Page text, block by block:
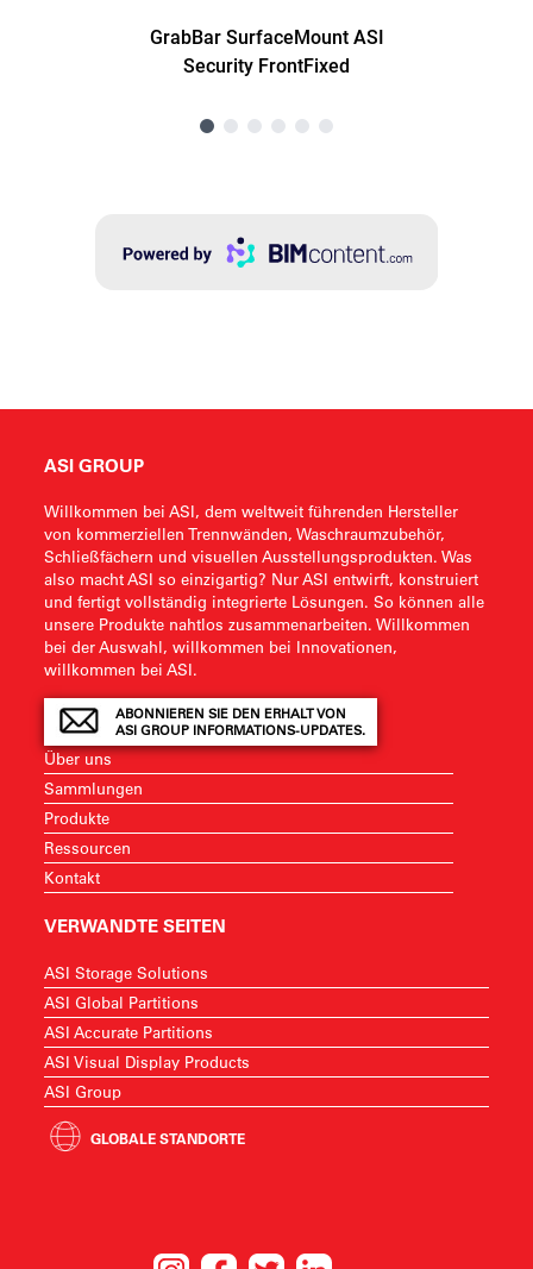
ASI GROUP
Willkommen bei ASI, dem weltweit führenden Hersteller
von kommerziellen Trennwänden, Waschraumzubehör,
Schließfächern und visuellen Ausstellungsprodukten. Was
also macht ASI so einzigartig? Nur ASI entwirft, konstruiert
und fertigt vollständig integrierte Lösungen. So können alle
unsere Produkte nahtlos zusammenarbeiten. Willkommen
bei der Auswahl, willkommen bei Innovationen,
willkommen bei ASI.
ABONNIEREN SIE DEN ERHALT VON
ASI GROUP INFORMATIONS-UPDATES.
Über uns
Sammlungen
Produkte
Ressourcen
Kontakt
VERWANDTE SEITEN
ASI Storage Solutions
ASI Global Partitions
ASI Accurate Partitions
ASI Visual Display Products
ASI Group
GLOBALE STANDORTE